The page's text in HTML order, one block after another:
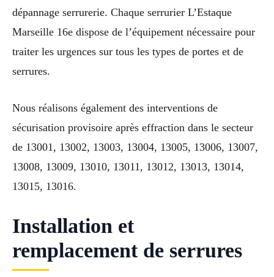
dépannage serrurerie. Chaque serrurier L’Estaque
Marseille 16e dispose de l’équipement nécessaire pour
traiter les urgences sur tous les types de portes et de
serrures.
Nous réalisons également des interventions de
sécurisation provisoire après effraction dans le secteur
de 13001, 13002, 13003, 13004, 13005, 13006, 13007,
13008, 13009, 13010, 13011, 13012, 13013, 13014,
13015, 13016.
Installation et
remplacement de serrures